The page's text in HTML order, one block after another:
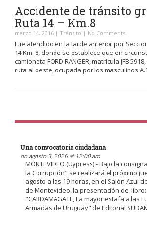
Accidente de tránsito
Ruta 14 – Km.8
marzo 14, 2016 | Tránsito | No Comments
Fue atendido en la tarde anterior por
14 Km. 8, donde se establece que en
camioneta FORD RANGER, matrícula JFB
ruta al oeste, ocupada por los masculinos
Una convocatoria ciudadana
on agosto 3, 2026 at 12:00 am
MONTEVIDEO (Uypress) - Bajo la
la Corrupción" se realizará el próximo
agosto a las 19 horas, en el Salón Azul
de Montevideo, la presentación del libro:
"CARDAMAGATE, La mayor estafa a las
Armadas de Uruguay" de Editorial